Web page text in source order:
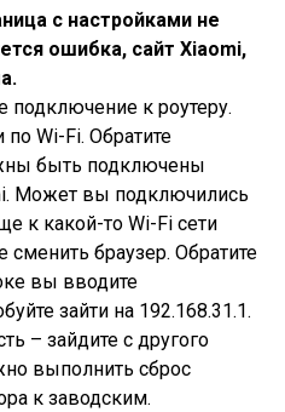
с настройками не
ошибка, сайт Xiaomi,
подключение к роутеру.
Wi-Fi. Обратите
быть подключены
Может вы подключились
к какой-то Wi-Fi сети
браузер. Обратите
вы вводите
зайти на 192.168.31.1.
– зайдите с другого
выполнить сброс
к заводским.